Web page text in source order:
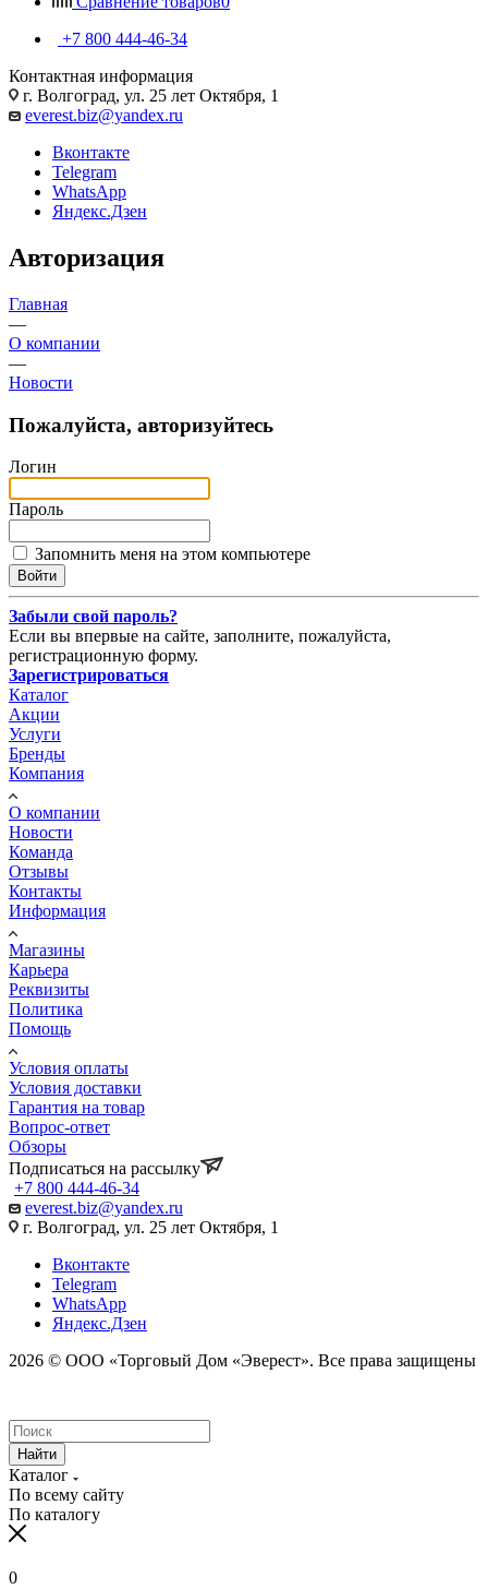
+7 800 444-46-34
Контактная информация
г. Волгоград, ул. 25 лет Октября, 1
everest.biz@yandex.ru
Вконтакте
Telegram
WhatsApp
Яндекс.Дзен
Авторизация
Главная
—
О компании
—
Новости
Пожалуйста, авторизуйтесь
Логин
Пароль
Запомнить меня на этом компьютере
Забыли свой пароль?
Если вы впервые на сайте, заполните, пожалуйста,
регистрационную форму.
Зарегистрироваться
Каталог
Акции
Услуги
Бренды
Компания
О компании
Новости
Команда
Отзывы
Контакты
Информация
Магазины
Карьера
Реквизиты
Политика
Помощь
Условия оплаты
Условия доставки
Гарантия на товар
Вопрос-ответ
Обзоры
Подписаться на рассылку
+7 800 444-46-34
everest.biz@yandex.ru
г. Волгоград, ул. 25 лет Октября, 1
Вконтакте
Telegram
WhatsApp
Яндекс.Дзен
2026 © ООО «Торговый Дом «Эверест». Все права защищены
Найти
Каталог
По всему сайту
По каталогу
0